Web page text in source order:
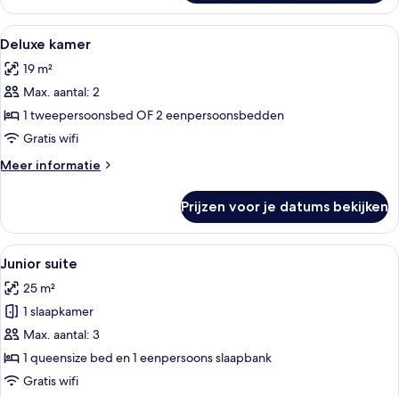
kamer
Alle
foto's
voor
Deluxe
kamer
laden
Een hotelkamer met een bed,
18
Deluxe kamer
19 m²
Max. aantal: 2
1 tweepersoonsbed OF 2 eenpersoonsbedden
Gratis wifi
Meer informatie
Meer
kamer
Prijzen voor je datums bekijken
Alle
foto's
voor
Junior
suite
laden
Een hotelkamer met een bed, een
13
Junior suite
25 m²
1 slaapkamer
Max. aantal: 3
1 queensize bed en 1 eenpersoons slaapbank
Gratis wifi